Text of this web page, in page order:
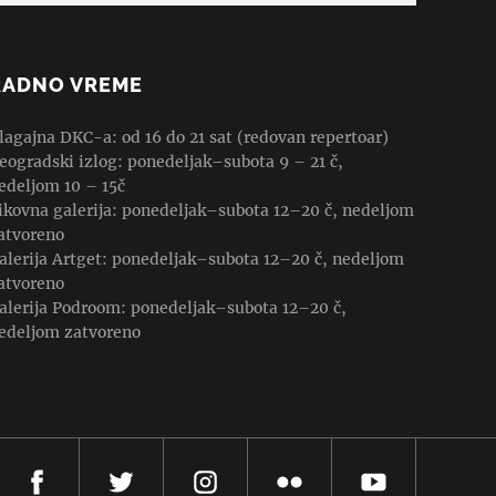
VREME
DKC-a: od 16 do 21 sat (redovan repertoar)
izlog: ponedeljak–subota 9 – 21 č,
10 – 15č
galerija: ponedeljak–subota 12–20 č, nedeljom
Artget: ponedeljak–subota 12–20 č, nedeljom
Podroom: ponedeljak–subota 12–20 č,
zatvoreno